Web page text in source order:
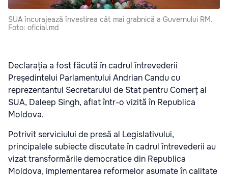
SUA încurajează învestirea cât mai grabnică a Guvernului RM.
Foto: oficial.md
Declarația a fost făcută în cadrul întrevederii
Președintelui Parlamentului Andrian Candu cu
reprezentantul Secretarului de Stat pentru Comerț al
SUA, Daleep Singh, aflat într-o vizită în Republica
Moldova.
Potrivit serviciului de presă al Legislativului,
principalele subiecte discutate în cadrul întrevederii au
vizat transformările democratice din Republica
Moldova, implementarea reformelor asumate în calitate